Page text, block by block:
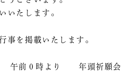
いたします。
事を掲載いたします。
午前０時より 年頭祈願会